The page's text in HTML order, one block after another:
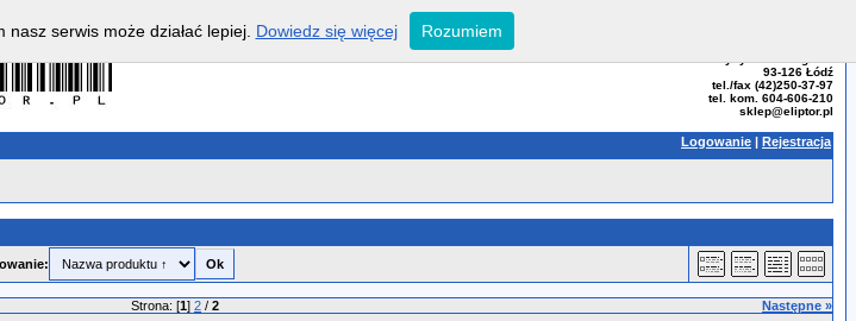
93-126 Łódź
tel./fax (42)250-37-97
tel. kom. 604-606-210
sklep@eliptor.pl
Logowanie | Rejestracja
Strona: [1] 2 / 2 Następne »
serwis może działać lepiej. Dowiedz się więcej Rozumiem